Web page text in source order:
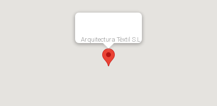
Arquitectura Tèxtil S.L.